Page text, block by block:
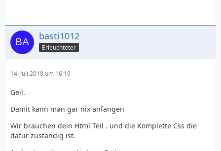
basti1012
Erleuchteter
14. Juli 2018 um 16:19
Geil.
Damit kann man gar nix anfangen
Wir brauchen dein Html Teil . und die Komplette Css die
dafür zuständig ist.